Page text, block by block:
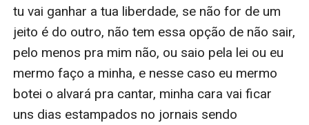
tu vai ganhar a tua liberdade, se não for de um
jeito é do outro, não tem essa opção de não sair,
pelo menos pra mim não, ou saio pela lei ou eu
mermo faço a minha, e nesse caso eu mermo
botei o alvará pra cantar, minha cara vai ficar
uns dias estampados no jornais sendo